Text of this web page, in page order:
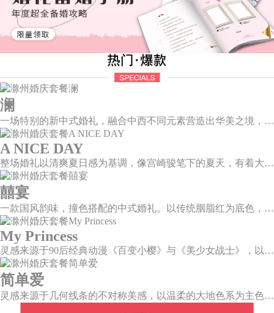
澜
一场特别的新中式婚礼，融合中西不同元素营造出华美之境，有庄严浪漫的西式证婚，也有含蓄深情的中式感恩，从古典到现代，从前世到今生，爱，隽永铭刻。
A NICE DAY
整场婚礼以清爽夏日感为基调，像宫崎骏笔下的夏天，有着大朵大朵像棉花糖似的白云，有蔚蓝蔚蓝的天空和青绿青绿的草地，有着童话世界里干净纯洁的美好，有着日系画风下的治愈感。
囍宴
一款国风韵味，撞色搭配的中式婚礼。以传统胭脂红为底色，黛蓝色花鸟点缀其中，热情的红色和低调的古风书画色相辅相成。
My Princess
灵感来源于90后经典动漫《百变小樱》与《美少女战士》，以柔美梦幻的马卡龙色系为主色调，融合精灵萌宠与星星魔法阵等元素，为遗落凡间的公主搭建一个召唤王子的舞台。
简单爱
灵感来源于几何线条的不对称美感，以温柔的大地色系为主色调，空间上，利用几何线条进行完美切割，配以柔和色系的花艺点缀，构造了一个温馨柔和、清新复古的空间。